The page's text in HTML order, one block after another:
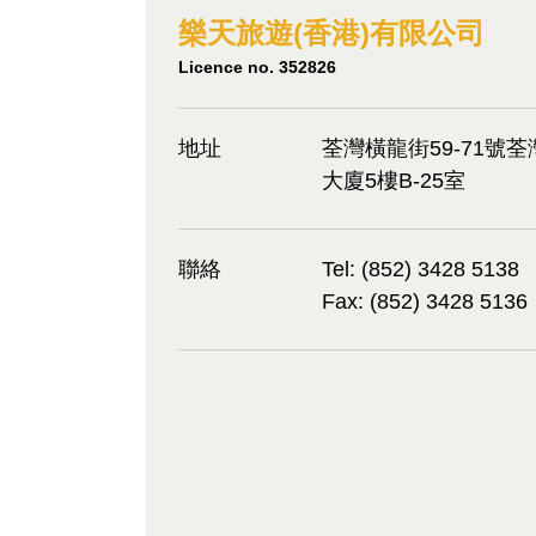
樂天旅遊(香港)有限公司
Licence no. 352826
地址
荃灣橫龍街59-71號荃
大廈5樓B-25室
聯絡
Tel: (852) 3428 5138
Fax: (852) 3428 5136